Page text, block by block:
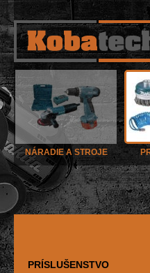
NÁRADIE A STROJE
PRÍSLUŠENSTVO